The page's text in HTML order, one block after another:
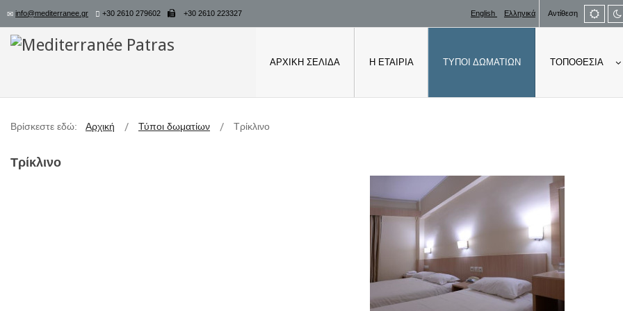
info@mediterranee.gr +30 2610 279602 +30 2610 223327 Αντίθεση
mode
English Ελληνικά
ΑΡΧΙΚΉ ΣΕΛΊΔΑ Η ΕΤΑΙΡΊΑ ΤΎΠΟΙ ΔΩΜΑΤΊΩΝ ΤΟΠΟΘΕΣΊΑ
Βρίσκεστε εδώ: Αρχική Τύποι δωματίων Τρίκλινο
Τρίκλινο